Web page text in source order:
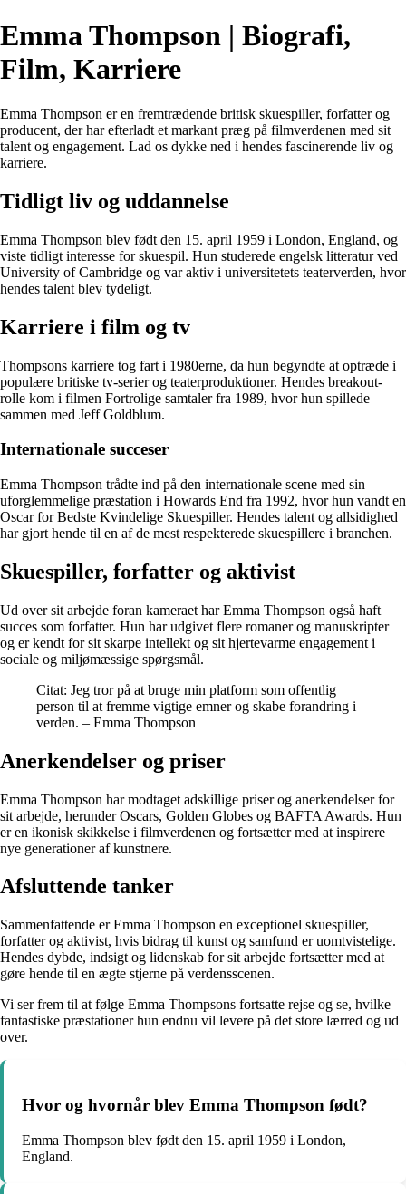
Emma Thompson | Biografi,
Film, Karriere
Emma Thompson er en fremtrædende britisk skuespiller, forfatter og
producent, der har efterladt et markant præg på filmverdenen med sit
talent og engagement. Lad os dykke ned i hendes fascinerende liv og
karriere.
Tidligt liv og uddannelse
Emma Thompson blev født den 15. april 1959 i London, England, og
viste tidligt interesse for skuespil. Hun studerede engelsk litteratur ved
University of Cambridge og var aktiv i universitetets teaterverden, hvor
hendes talent blev tydeligt.
Karriere i film og tv
Thompsons karriere tog fart i 1980erne, da hun begyndte at optræde i
populære britiske tv-serier og teaterproduktioner. Hendes breakout-
rolle kom i filmen Fortrolige samtaler fra 1989, hvor hun spillede
sammen med Jeff Goldblum.
Internationale succeser
Emma Thompson trådte ind på den internationale scene med sin
uforglemmelige præstation i Howards End fra 1992, hvor hun vandt en
Oscar for Bedste Kvindelige Skuespiller. Hendes talent og allsidighed
har gjort hende til en af de mest respekterede skuespillere i branchen.
Skuespiller, forfatter og aktivist
Ud over sit arbejde foran kameraet har Emma Thompson også haft
succes som forfatter. Hun har udgivet flere romaner og manuskripter
og er kendt for sit skarpe intellekt og sit hjertevarme engagement i
sociale og miljømæssige spørgsmål.
Citat: Jeg tror på at bruge min platform som offentlig
person til at fremme vigtige emner og skabe forandring i
verden. – Emma Thompson
Anerkendelser og priser
Emma Thompson har modtaget adskillige priser og anerkendelser for
sit arbejde, herunder Oscars, Golden Globes og BAFTA Awards. Hun
er en ikonisk skikkelse i filmverdenen og fortsætter med at inspirere
nye generationer af kunstnere.
Afsluttende tanker
Sammenfattende er Emma Thompson en exceptionel skuespiller,
forfatter og aktivist, hvis bidrag til kunst og samfund er uomtvistelige.
Hendes dybde, indsigt og lidenskab for sit arbejde fortsætter med at
gøre hende til en ægte stjerne på verdensscenen.
Vi ser frem til at følge Emma Thompsons fortsatte rejse og se, hvilke
fantastiske præstationer hun endnu vil levere på det store lærred og ud
over.
Hvor og hvornår blev Emma Thompson født?
Emma Thompson blev født den 15. april 1959 i London,
England.